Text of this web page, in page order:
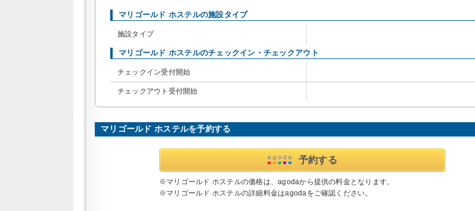
マリゴールド ホステルの施設タイプ
施設タイプ
マリゴールド ホステルのチェックイン・チェックアウト
チェックイン受付開始
チェックアウト受付開始
マリゴールド ホステルを予約する
予約する
※マリゴールド ホステルの価格は、agodaから提供の料金となります。
※マリゴールド ホステルの詳細料金はagodaをご確認ください。